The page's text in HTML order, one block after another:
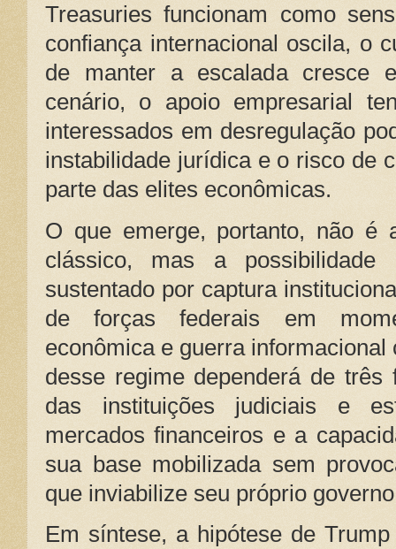
Treasuries funcionam como
confiança internacional oscila, o
de manter a escalada cresce
cenário, o apoio empresarial
interessados em desregulação
instabilidade jurídica e o risco de
parte das elites econômicas.
O que emerge, portanto, não é
clássico, mas a
sustentado por captura
de forças federais em
econômica e guerra informacional
desse regime dependerá de três
das instituições judiciais e
mercados financeiros e a
sua base mobilizada sem
que inviabilize seu próprio
Em síntese, a hipótese de